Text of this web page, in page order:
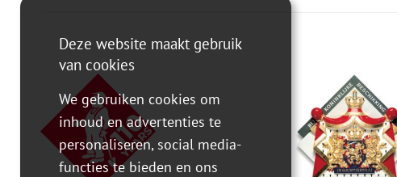
Deze website maakt gebruik
van cookies
We gebruiken cookies om
inhoud en advertenties te
personaliseren, social media-
functies te bieden en ons